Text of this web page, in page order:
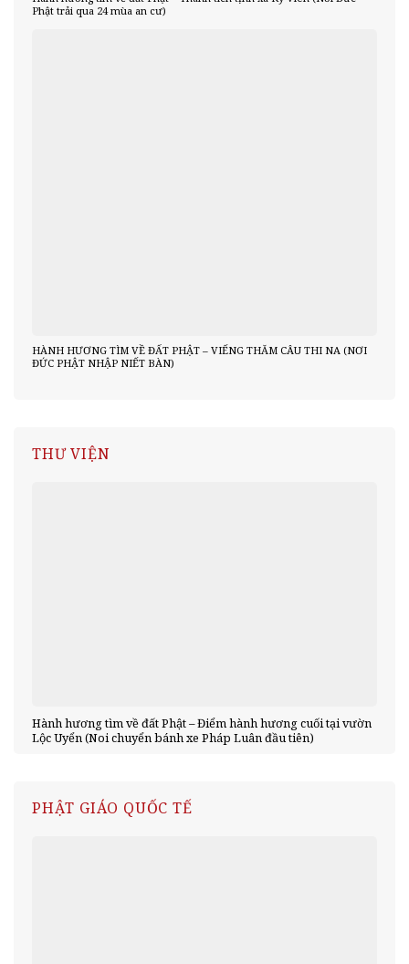
Phật trải qua 24 mùa an cư)
HÀNH HƯƠNG TÌM VỀ ĐẤT PHẬT – VIẾNG THĂM CÂU THI NA (NƠI
ĐỨC PHẬT NHẬP NIẾT BÀN)
THƯ VIỆN
Hành hương tìm về đất Phật – Điểm hành hương cuối tại vườn
Lộc Uyển (Noi chuyển bánh xe Pháp Luân đầu tiên)
PHẬT GIÁO QUỐC TẾ